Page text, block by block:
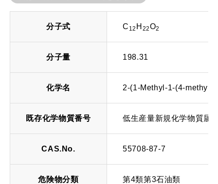
分子式 C 12 H 22O2
分子量 198.31
化学名 2-(1-Methyl-1-(4-methyl-
既存化学物質番号 低生産量新規化学物質届
CAS.No. 55708-87-7
危険物分類 第4類第3石油類